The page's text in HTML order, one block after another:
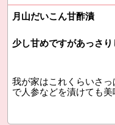
月山だいこん甘酢漬
少し甘めですがあっさ
我が家はこれくらいさ
で人参などを漬けても